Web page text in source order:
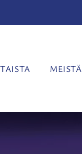
MEISTÄ